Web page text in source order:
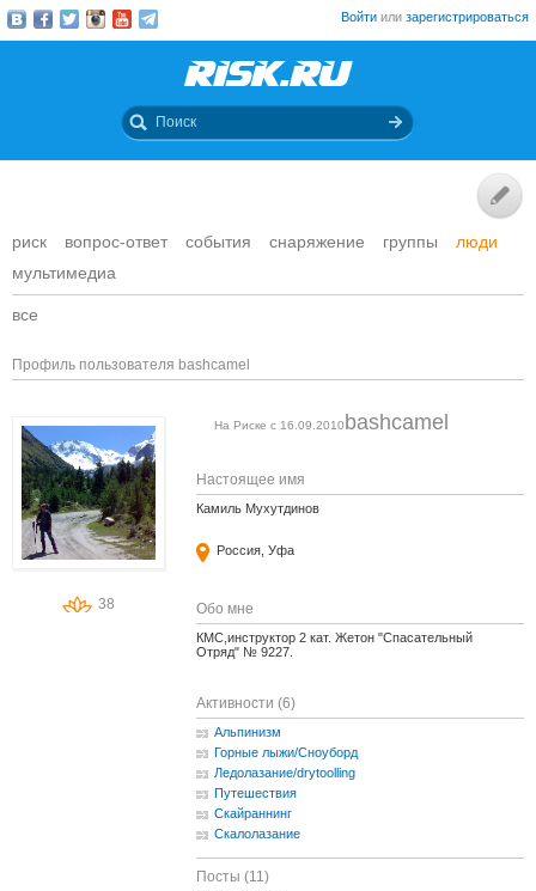
Войти или зарегистрироваться
риск вопрос-ответ события снаряжение группы
люди
мультимедиа
все
Профиль пользователя bashcamel
38
bashcamel
На Риске с 16.09.2010
Настоящее имя
Камиль Мухутдинов
Россия, Уфа
Обо мне
КМС,инструктор 2 кат. Жетон "Спасательный
Отряд" № 9227.
Активности (6)
Альпинизм
Горные лыжи/Сноуборд
Ледолазание/drytoolling
Путешествия
Скайраннинг
Скалолазание
Посты (11)